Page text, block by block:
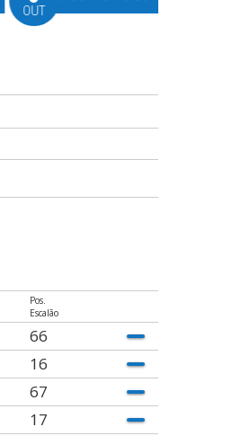
OUT
Pos.
Escalão
66
16
67
17